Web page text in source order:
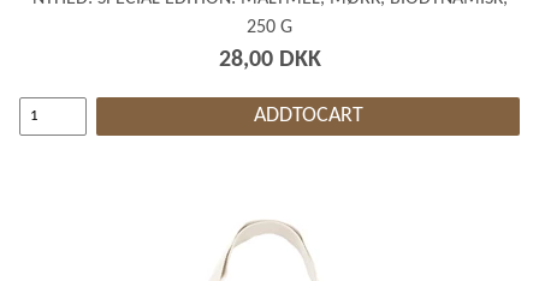
250 G
28,00 DKK
ADDTOCART